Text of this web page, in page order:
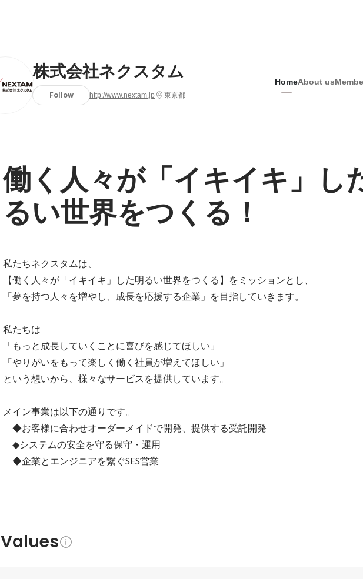
株式会社ネクスタム
Follow http://www.nextam.jp 東京都
HomeAbout us
働く人々が「イキイキ」し
るい世界をつくる！
私たちネクスタムは、
【働く人々が「イキイキ」した明るい世界をつくる】をミッションとし、
「夢を持つ人々を増やし、成長を応援する企業」を目指していきます。
私たちは
「もっと成長していくことに喜びを感じてほしい」
「やりがいをもって楽しく働く社員が増えてほしい」
という想いから、様々なサービスを提供しています。
メイン事業は以下の通りです。
◆お客様に合わせオーダーメイドで開発、提供する受託開発
◆システムの安全を守る保守・運用
◆企業とエンジニアを繋ぐSES営業
Values